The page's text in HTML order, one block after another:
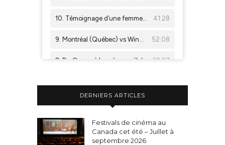
DERNIERS ARTICLES
Festivals de cinéma au
Canada cet été – Juillet à
septembre 2026